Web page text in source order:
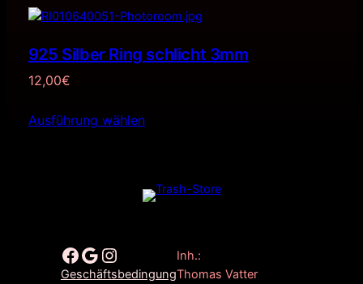
925 Silber Ring schlicht 3mm
12,00€
Ausführung wählen
Facebook Google Instagram
Geschäftsbedingung
Inh.:
Thomas Vatter